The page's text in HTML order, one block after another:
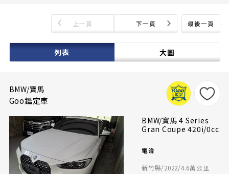
最後一頁
上一頁 下一頁
列表 大圖
BMW/寶馬
Goo鑑定車
BMW/寶馬 4 Series
Gran Coupe 420i/0cc
電洽
新竹縣/2022/4.6萬公里